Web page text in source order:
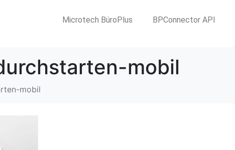
Microtech BüroPlus BPConnector API
mobil
mobil